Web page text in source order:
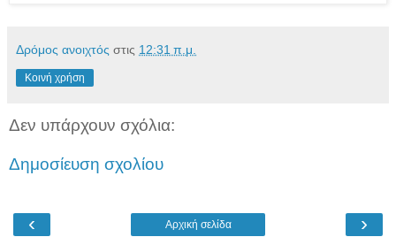
Δρόμος ανοιχτός στις 12:31 π.μ.
Κοινή χρήση
Δεν υπάρχουν σχόλια:
Δημοσίευση σχολίου
‹ ›
Αρχική σελίδα